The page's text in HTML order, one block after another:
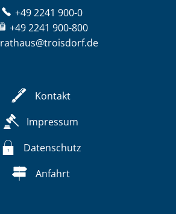
+49 2241 900-0
+49 2241 900-800
rathaus@troisdorf.de
Kontakt
Impressum
Datenschutz
Anfahrt